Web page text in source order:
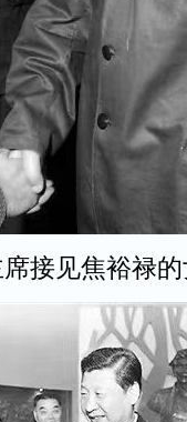
接见焦裕禄